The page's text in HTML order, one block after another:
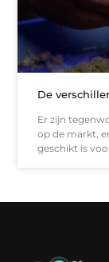
De
Er zijn
op de markt,
geschikt is